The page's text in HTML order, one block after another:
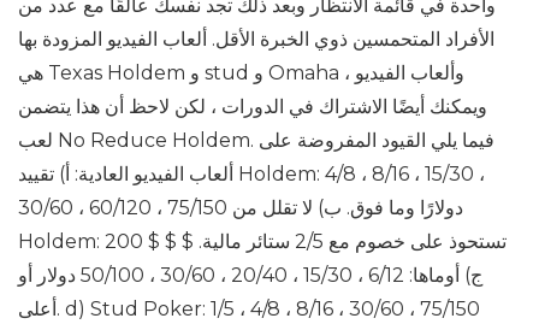
واحدة في قائمة الانتظار وبعد ذلك تجد نفسك عالقًا مع عدد من
الأفراد المتحمسين ذوي الخبرة الأقل. ألعاب الفيديو المزودة بها
هي Texas Holdem و stud و Omaha وألعاب الفيديو ،
ويمكنك أيضًا الاشتراك في الدورات ، لكن لاحظ أن هذا يتضمن
لعب No Reduce Holdem. فيما يلي القيود المفروضة على
ألعاب الفيديو العادية: أ) تقييد Holdem: 4/8 ، 8/16 ، 15/30 ،
30/60 ، 60/120 ، 75/150 دولارًا وما فوق. ب) لا تقلل من
Holdem: 200 $ $ $ تستحوذ على خصوم مع 2/5 ستائر مالية.
ج) أوماها: 6/12 ، 15/30 ، 20/40 ، 30/60 ، 50/100 دولار أو
أعلى. d) Stud Poker: 1/5 ، 4/8 ، 8/16 ، 30/60 ، 75/150